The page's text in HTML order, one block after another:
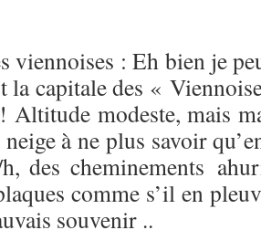
viennoises : Eh bien je
la capitale des «
Altitude modeste, mais
à ne plus savoir
des cheminements
comme s’il en
souvenir ..